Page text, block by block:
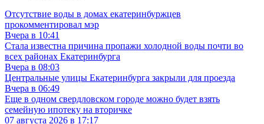
Отсутствие воды в домах екатеринбуржцев
прокомментировал мэр
Вчера в 10:41
Стала известна причина пропажи холодной воды почти во
всех районах Екатеринбурга
Вчера в 08:03
Центральные улицы Екатеринбурга закрыли для проезда
Вчера в 06:49
Еще в одном свердловском городе можно будет взять
семейную ипотеку на вторичке
07 августа 2026 в 17:17